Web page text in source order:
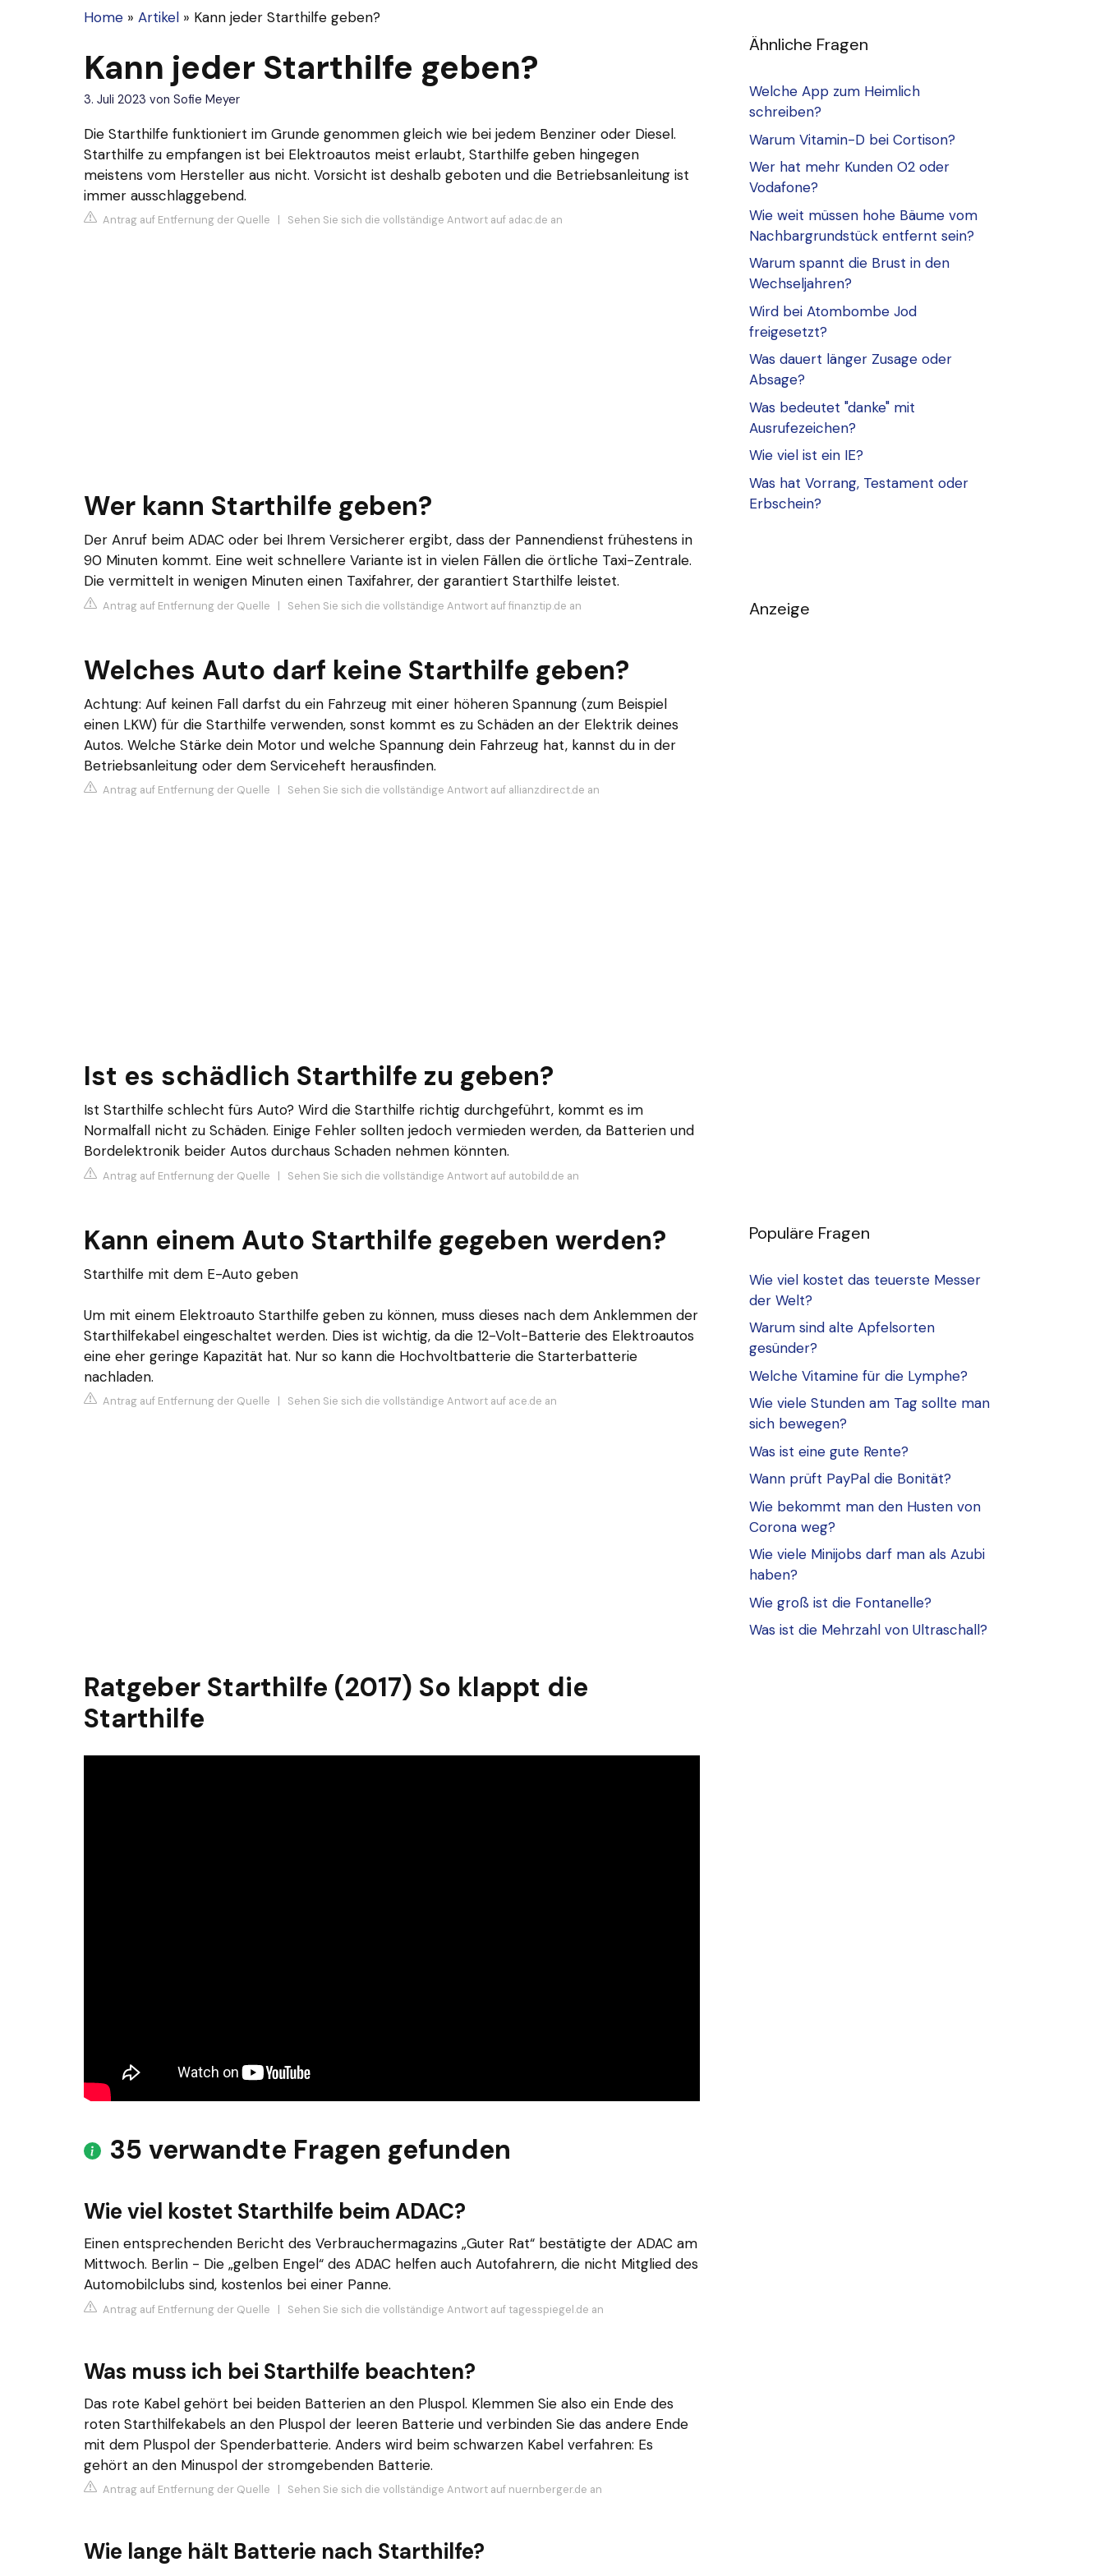
Home » Artikel » Kann jeder Starthilfe geben?
Kann jeder Starthilfe geben?
3. Juli 2023 von Sofie Meyer
Die Starthilfe funktioniert im Grunde genommen gleich wie bei jedem Benziner oder Diesel.
Starthilfe zu empfangen ist bei Elektroautos meist erlaubt, Starthilfe geben hingegen
meistens vom Hersteller aus nicht. Vorsicht ist deshalb geboten und die Betriebsanleitung ist
immer ausschlaggebend.
Antrag auf Entfernung der Quelle | Sehen Sie sich die vollständige Antwort auf adac.de an
Wer kann Starthilfe geben?
Der Anruf beim ADAC oder bei Ihrem Versicherer ergibt, dass der Pannendienst frühestens in
90 Minuten kommt. Eine weit schnellere Variante ist in vielen Fällen die örtliche Taxi-Zentrale.
Die vermittelt in wenigen Minuten einen Taxifahrer, der garantiert Starthilfe leistet.
Antrag auf Entfernung der Quelle | Sehen Sie sich die vollständige Antwort auf finanztip.de an
Welches Auto darf keine Starthilfe geben?
Achtung: Auf keinen Fall darfst du ein Fahrzeug mit einer höheren Spannung (zum Beispiel
einen LKW) für die Starthilfe verwenden, sonst kommt es zu Schäden an der Elektrik deines
Autos. Welche Stärke dein Motor und welche Spannung dein Fahrzeug hat, kannst du in der
Betriebsanleitung oder dem Serviceheft herausfinden.
Antrag auf Entfernung der Quelle | Sehen Sie sich die vollständige Antwort auf allianzdirect.de an
Ist es schädlich Starthilfe zu geben?
Ist Starthilfe schlecht fürs Auto? Wird die Starthilfe richtig durchgeführt, kommt es im
Normalfall nicht zu Schäden. Einige Fehler sollten jedoch vermieden werden, da Batterien und
Bordelektronik beider Autos durchaus Schaden nehmen könnten.
Antrag auf Entfernung der Quelle | Sehen Sie sich die vollständige Antwort auf autobild.de an
Kann einem Auto Starthilfe gegeben werden?
Starthilfe mit dem E-Auto geben
Um mit einem Elektroauto Starthilfe geben zu können, muss dieses nach dem Anklemmen der
Starthilfekabel eingeschaltet werden. Dies ist wichtig, da die 12-Volt-Batterie des Elektroautos
eine eher geringe Kapazität hat. Nur so kann die Hochvoltbatterie die Starterbatterie
nachladen.
Antrag auf Entfernung der Quelle | Sehen Sie sich die vollständige Antwort auf ace.de an
Ratgeber Starthilfe (2017) So klappt die
Starthilfe
35 verwandte Fragen gefunden
Wie viel kostet Starthilfe beim ADAC?
Einen entsprechenden Bericht des Verbrauchermagazins „Guter Rat“ bestätigte der ADAC am
Mittwoch. Berlin - Die „gelben Engel“ des ADAC helfen auch Autofahrern, die nicht Mitglied des
Automobilclubs sind, kostenlos bei einer Panne.
Antrag auf Entfernung der Quelle | Sehen Sie sich die vollständige Antwort auf tagesspiegel.de an
Was muss ich bei Starthilfe beachten?
Das rote Kabel gehört bei beiden Batterien an den Pluspol. Klemmen Sie also ein Ende des
roten Starthilfekabels an den Pluspol der leeren Batterie und verbinden Sie das andere Ende
mit dem Pluspol der Spenderbatterie. Anders wird beim schwarzen Kabel verfahren: Es
gehört an den Minuspol der stromgebenden Batterie.
Antrag auf Entfernung der Quelle Sehen Sie sich die vollständige Antwort auf nuernberger.de an
Wie lange hält Batterie nach Starthilfe?
Ähnliche Fragen
Welche App zum Heimlich
schreiben?
Warum Vitamin-D bei Cortison?
Wer hat mehr Kunden O2 oder
Vodafone?
Wie weit müssen hohe Bäume vom
Nachbargrundstück entfernt sein?
Warum spannt die Brust in den
Wechseljahren?
Wird bei Atombombe Jod
freigesetzt?
Was dauert länger Zusage oder
Absage?
Was bedeutet "danke" mit
Ausrufezeichen?
Wie viel ist ein IE?
Was hat Vorrang, Testament oder
Erbschein?
Anzeige
Populäre Fragen
Wie viel kostet das teuerste Messer
der Welt?
Warum sind alte Apfelsorten
gesünder?
Welche Vitamine für die Lymphe?
Wie viele Stunden am Tag sollte man
sich bewegen?
Was ist eine gute Rente?
Wann prüft PayPal die Bonität?
Wie bekommt man den Husten von
Corona weg?
Wie viele Minijobs darf man als Azubi
haben?
Wie groß ist die Fontanelle?
Was ist die Mehrzahl von Ultraschall?